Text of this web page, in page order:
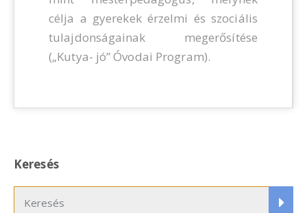
célja a gyerekek érzelmi és szociális
tulajdonságainak megerősítése
(„Kutya- jó” Óvodai Program).
Keresés